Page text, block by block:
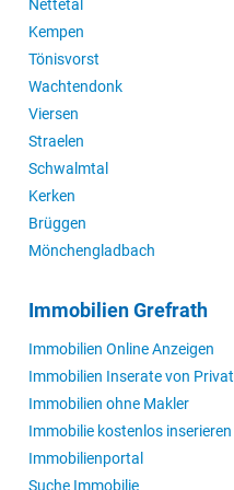
Nettetal
Kempen
Tönisvorst
Wachtendonk
Viersen
Straelen
Schwalmtal
Kerken
Brüggen
Mönchengladbach
Immobilien Grefrath
Immobilien Online Anzeigen
Immobilien Inserate von Privat
Immobilien ohne Makler
Immobilie kostenlos inserieren
Immobilienportal
Suche Immobilie